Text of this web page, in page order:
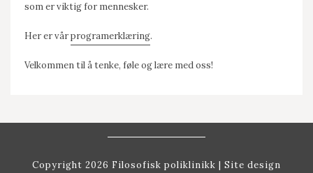
som er viktig for mennesker.
Her er vårprogramerklæring.
Velkommen til å tenke, føle og lære med oss!
Copyright 2026 Filosofisk poliklinikk | Site design